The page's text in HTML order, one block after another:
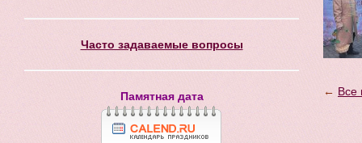
Часто задаваемые вопросы
Памятная дата ← Все